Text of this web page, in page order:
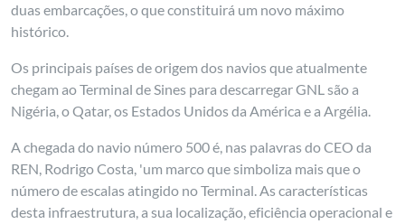
duas embarcações, o que constituirá um novo máximo
histórico.
Os principais países de origem dos navios que atualmente
chegam ao Terminal de Sines para descarregar GNL são a
Nigéria, o Qatar, os Estados Unidos da América e a Argélia.
A chegada do navio número 500 é, nas palavras do CEO da
REN, Rodrigo Costa, 'um marco que simboliza mais que o
número de escalas atingido no Terminal. As características
desta infraestrutura, a sua localização, eficiência operacional e